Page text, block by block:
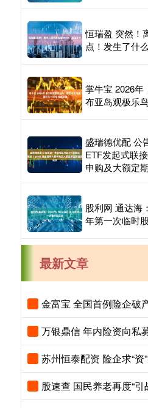
恒瑞盈 突然！
点！发生了什
掌牛宝 2026年
布亚岛观极乐
盛瑞德优配 公
ETF发起式联
申购及大额定
股利网 通达海
年第一次临时
最新文章